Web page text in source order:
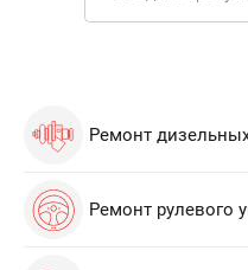
Ремонт
Ремонт рулевого